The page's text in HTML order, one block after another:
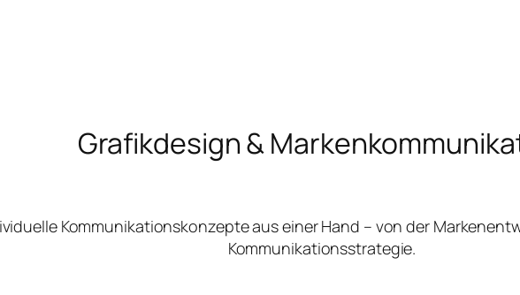
Grafikdesign &
Kommunikationskonzepte aus einer Hand – von der
Kommunikationsstrategie.